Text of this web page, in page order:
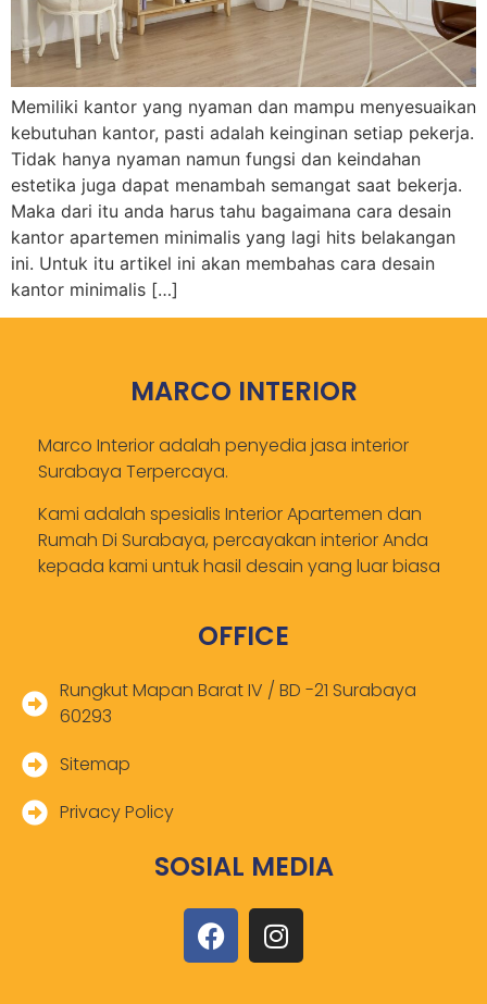
Memiliki kantor yang nyaman dan mampu menyesuaikan
kebutuhan kantor, pasti adalah keinginan setiap pekerja.
Tidak hanya nyaman namun fungsi dan keindahan
estetika juga dapat menambah semangat saat bekerja.
Maka dari itu anda harus tahu bagaimana cara desain
kantor apartemen minimalis yang lagi hits belakangan
ini. Untuk itu artikel ini akan membahas cara desain
kantor minimalis […]
MARCO INTERIOR
Marco Interior adalah penyedia jasa interior
Surabaya Terpercaya.
Kami adalah spesialis Interior Apartemen dan
Rumah Di Surabaya, percayakan interior Anda
kepada kami untuk hasil desain yang luar biasa
OFFICE
Rungkut Mapan Barat IV / BD -21 Surabaya
60293
Sitemap
Privacy Policy
SOSIAL MEDIA